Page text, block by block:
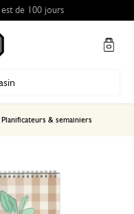
de 100 jours
Planificateurs & semainiers